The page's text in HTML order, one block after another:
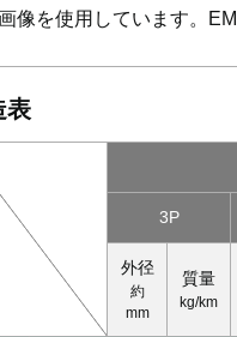
像を使用しています。
表
3P
外径
約
mm
質量
kg/km